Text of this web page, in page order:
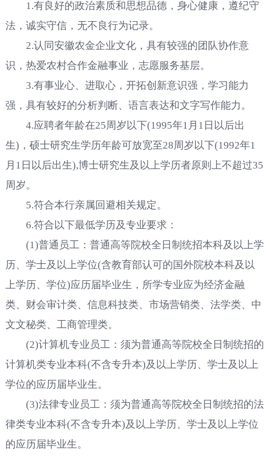
1.有良好的政治素质和思想品德，身心健康，遵纪守
法，诚实守信，无不良行为记录。
2.认同安徽农金企业文化，具有较强的团队协作意
识，热爱农村合作金融事业，志愿服务基层。
3.有事业心、进取心，开拓创新意识强，学习能力
强，具有较好的分析判断、语言表达和文字写作能力。
4.应聘者年龄在25周岁以下(1995年1月1日以后出
生)，硕士研究生学历年龄可放宽至28周岁以下(1992年1
月1日以后出生),博士研究生及以上学历者原则上不超过35
周岁。
5.符合本行亲属回避相关规定。
6.符合以下最低学历及专业要求：
(1)普通员工：普通高等院校全日制统招本科及以上学
历、学士及以上学位(含教育部认可的国外院校本科及以
上学历、学位)应历届毕业生，所学专业应为经济金融
类、财会审计类、信息科技类、市场营销类、法学类、中
文文秘类、工商管理类。
(2)计算机专业员工：须为普通高等院校全日制统招的
计算机类专业本科(不含专升本)及以上学历、学士及以上
学位的应历届毕业生。
(3)法律专业员工：须为普通高等院校全日制统招的法
律类专业本科(不含专升本)及以上学历、学士及以上学位
的应历届毕业生。